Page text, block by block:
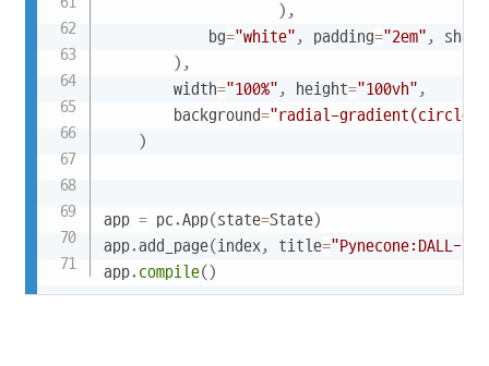
) ,
            bg
="white" , padding="2em" ,
) ,
        width
="100%" , height="100vh" ,
        background
="radial-gradient(circle at
)
app = pc.App(state=State)
app.add_page(index, title="Pynecone:DALL-E"
app. compile()